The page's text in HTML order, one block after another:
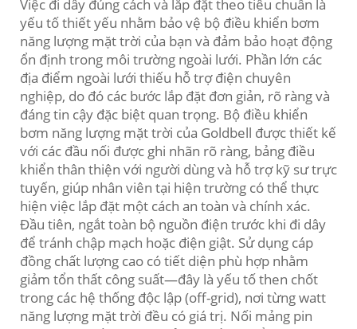
Việc đi dây đúng cách và lắp đặt theo tiêu chuẩn là
yếu tố thiết yếu nhằm bảo vệ bộ điều khiển bơm
năng lượng mặt trời của bạn và đảm bảo hoạt động
ổn định trong môi trường ngoài lưới. Phần lớn các
địa điểm ngoài lưới thiếu hỗ trợ điện chuyên
nghiệp, do đó các bước lắp đặt đơn giản, rõ ràng và
đáng tin cậy đặc biệt quan trọng. Bộ điều khiển
bơm năng lượng mặt trời của Goldbell được thiết kế
với các đầu nối được ghi nhãn rõ ràng, bảng điều
khiển thân thiện với người dùng và hỗ trợ kỹ sư trực
tuyến, giúp nhân viên tại hiện trường có thể thực
hiện việc lắp đặt một cách an toàn và chính xác.
Đầu tiên, ngắt toàn bộ nguồn điện trước khi đi dây
để tránh chập mạch hoặc điện giật. Sử dụng cáp
đồng chất lượng cao có tiết diện phù hợp nhằm
giảm tổn thất công suất—đây là yếu tố then chốt
trong các hệ thống độc lập (off-grid), nơi từng watt
năng lượng mặt trời đều có giá trị. Nối mảng pin